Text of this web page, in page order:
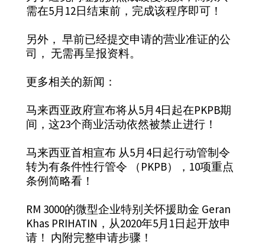
需在5月12日结束前，完成该程序即可！
另外， 早前已经提交申请的营业准证的公
司， 无需再呈报资料。
更多相关的新闻：
马来西亚政府宣布将从5月4日起在PKPB期
间，这23个商业活动依然被禁止进行！
马来西亚首相宣布 从5月4日起行动管制令
转为有条件性行管令 （PKPB），10项重点
条例简略看！
RM 3000的微型企业特别关怀援助金 Geran
Khas PRIHATIN，从2020年5月1日起开放申
请！ 内附完整申请步骤！